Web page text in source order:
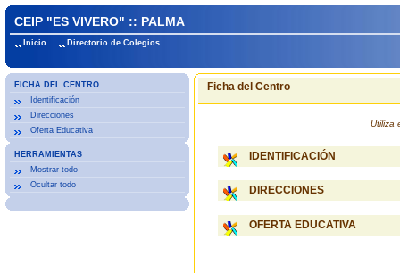
CEIP "ES VIVERO" :: PALMA
Inicio Directorio de Colegios
FICHA DEL CENTRO
Identificación
Direcciones
Oferta Educativa
HERRAMIENTAS
Mostrar todo
Ocultar todo
Ficha del Centro
Utiliza
IDENTIFICACIÓN
DIRECCIONES
OFERTA EDUCATIVA